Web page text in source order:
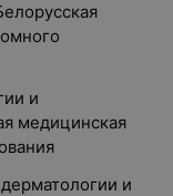
и
медицинская
и